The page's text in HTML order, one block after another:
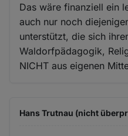
Das wäre finanziell ein
auch nur noch
unterstützt, die sich
Waldorfpädagogik,
NICHT aus eigenen
Hans Trutnau (nicht